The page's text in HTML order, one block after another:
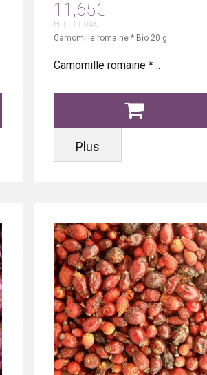
11,65€
H.T : 11,04€
Camomille romaine * Bio 20 g
Camomille romaine * ..
Plus